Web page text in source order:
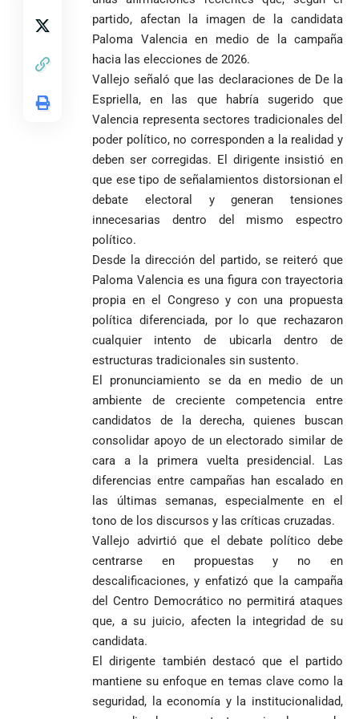
partido, afectan la imagen de la candidata
Paloma Valencia en medio de la campaña
hacia las elecciones de 2026.
Vallejo señaló que las declaraciones de De la
Espriella, en las que habría sugerido que
Valencia representa sectores tradicionales del
poder político, no corresponden a la realidad y
deben ser corregidas. El dirigente insistió en
que ese tipo de señalamientos distorsionan el
debate electoral y generan tensiones
innecesarias dentro del mismo espectro
político.
Desde la dirección del partido, se reiteró que
Paloma Valencia es una figura con trayectoria
propia en el Congreso y con una propuesta
política diferenciada, por lo que rechazaron
cualquier intento de ubicarla dentro de
estructuras tradicionales sin sustento.
El pronunciamiento se da en medio de un
ambiente de creciente competencia entre
candidatos de la derecha, quienes buscan
consolidar apoyo de un electorado similar de
cara a la primera vuelta presidencial. Las
diferencias entre campañas han escalado en
las últimas semanas, especialmente en el
tono de los discursos y las críticas cruzadas.
Vallejo advirtió que el debate político debe
centrarse en propuestas y no en
descalificaciones, y enfatizó que la campaña
del Centro Democrático no permitirá ataques
que, a su juicio, afecten la integridad de su
candidata.
El dirigente también destacó que el partido
mantiene su enfoque en temas clave como la
seguridad, la economía y la institucionalidad,
Supersalud y
pide
suspensión
inmediata del
Tribunal de
Antioquia
niega pérdida
de Medellín
Andrés
«Gury»
Rodríguez y
Damián Pérez
Federico
Gutiérrez
envía
documentos
al FBI, DEA y
Congreso
contra la ‘paz
total’ por
presuntos
criminales
en Medellín
Sonsón-Rionegro
rechaza fotos
tomadas en
templo de Guarne y
desagravio
Falleció el padre
Humberto de
Álzate, reconocido
sacerdote de la
Diócesis de
Girardota, Párroco
Gustavo Petro
afirma que “no
se puede
proclamar
pide esperar
los
escrutinios
oficiales
Espriella es
elegido
presidente de
Colombia tras
reñida
segunda
vuelta
Uribe
arremete
contra Petro y
lo
responsabiliza
por la crisis de
Colombia
Marfil
sorprende a
Ecuador en el
último suspiro
y acaba con su
invicto de 19
partidos
Japón rescata
agónico ante
Países Bajos
en un vibrante
duelo
mundialista
Alemania no
goleó 7-1 a un
valiente
Curazao en su
debut
mundialista
La paz de
camino que no
abandonarse
COMO HERENCIA
afrodescendientes
y mestizos
campesinos
inician nueva
jornada académica
en Medellín
Cardenal Rueda
pide desarmar el
construir juntos
una Colombia
Diócesis de
Sonsón-Rionegro
rechaza fotos
tomadas en
templo de Guarne y
ordena acto de
desagravio